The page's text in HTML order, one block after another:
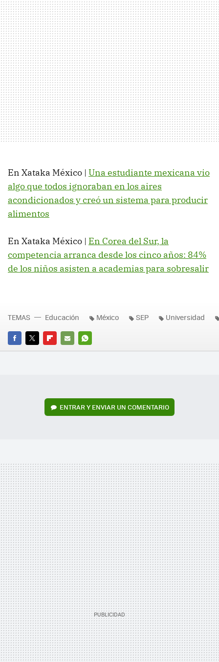
En Xataka México | Una estudiante mexicana vio
algo que todos ignoraban en los aires
acondicionados y creó un sistema para producir
alimentos
En Xataka México | En Corea del Sur, la
competencia arranca desde los cinco años: 84%
de los niños asisten a academias para sobresalir
FACEBOOK
TWITTERFLIPBOARD
E-
WHATSAPP
TEMAS Educación México SEP Universidad
ENTRAR Y ENVIAR UN COMENTARIO